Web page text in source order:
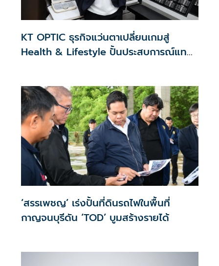
KT OPTIC ธุรกิจแว่นตาเปลี่ยนเกมสู่
Health & Lifestyle ปั้นประสบการณ์แทน
‘สรรเพชญ’ เร่งปั้นที่ดินรถไฟในพื้นที่
กาญจนบุรีดัน ‘TOD’ บูมสร้างรายได้